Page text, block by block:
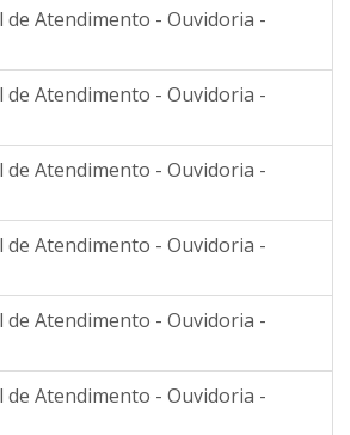
de Atendimento - Ouvidoria -
de Atendimento - Ouvidoria -
de Atendimento - Ouvidoria -
de Atendimento - Ouvidoria -
de Atendimento - Ouvidoria -
de Atendimento - Ouvidoria -